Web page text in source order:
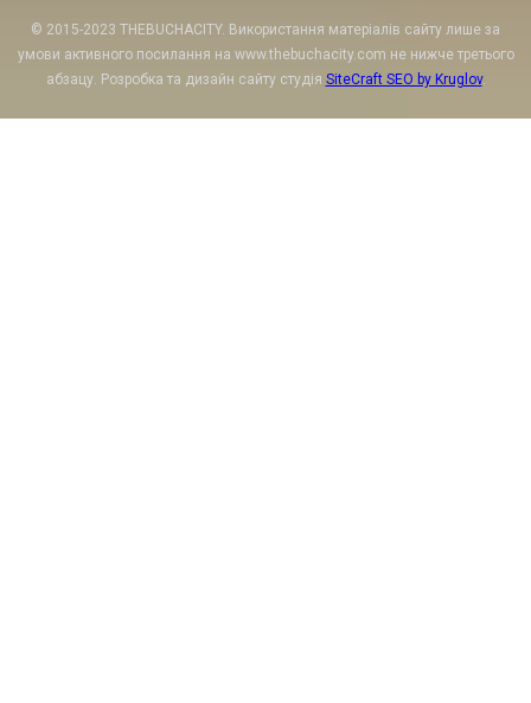
© 2015-2023 THEBUCHACITY. Використання матеріалів сайту лише за
умови активного посилання на www.thebuchacity.com не нижче третього
абзацу. Розробка та дизайн сайту студія SiteCraft SEO by Kruglov.